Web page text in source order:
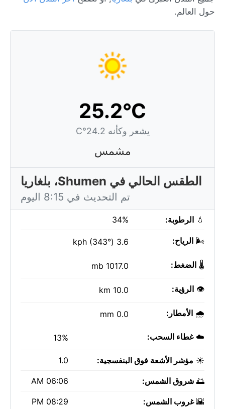
حول العالم.
25.2°C
يشعر وكأنه 24.2°C
مشمس
الطقس الحالي في Shumen، بلغاريا
تم التحديث في 8:15 اليوم
💧 الرطوبة: 34%
🌬️ الرياح: 3.6 kph (343°)
🌡️ الضغط: 1017.0 mb
👁️ الرؤية: 10.0 km
🌧️ الأمطار: 0.0 mm
☁️غطاء السحب: 13%
☀️ مؤشر الأشعة فوق البنفسجية: 1.0
🌅 شروق الشمس: 06:06 AM
🌇غروب الشمس: 08:29 PM